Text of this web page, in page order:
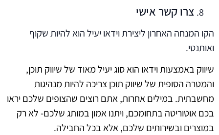
צרו קשר אישי
הקו המנחה האחרון ליצירת וידאו יעיל הוא להיות שקוף
ואותנטי.
שיווק באמצעות וידאו הוא סוג יעיל מאוד של שיווק תוכן,
והמטרה הסופית של שיווק תוכן צריכה להיות מנהיגות
מחשבתית. במילים אחרות, אתם רוצים שהצופים שלכם יראו
בכם אוטוריטה בתחומכם, ויתנו אמון במותג שלכם- לא רק
במוצרים ובשירותים שלכם, אלא בכל החבילה.